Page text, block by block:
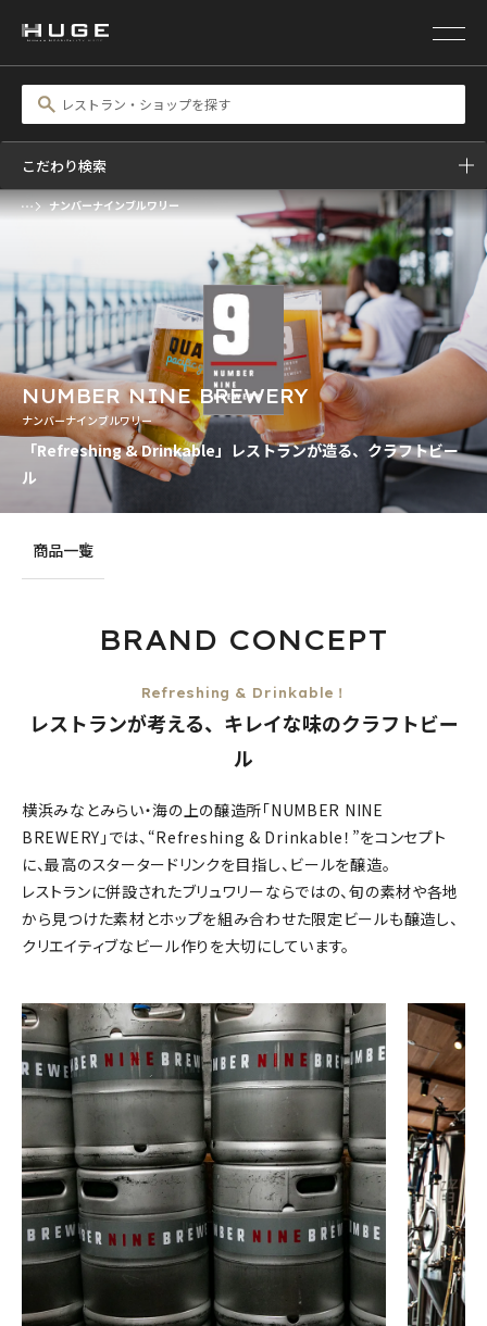
こだわり検索
ナンバーナインブルワリー
NUMBER NINE BREWERY
ナンバーナインブルワリー
「Refreshing & Drinkable」レストランが造る、クラフトビー
ル
商品一覧
BRAND CONCEPT
Refreshing & Drinkable！
レストランが考える、キレイな味のクラフトビー
ル
横浜みなとみらい・海の上の醸造所「NUMBER NINE
BREWERY」では、“Refreshing & Drinkable！”をコンセプト
に、最高のスタータードリンクを目指し、ビールを醸造。
レストランに併設されたブリュワリーならではの、旬の素材や各地
から見つけた素材とホップを組み合わせた限定ビールも醸造し、
クリエイティブなビール作りを大切にしています。
前の画像 次の画像